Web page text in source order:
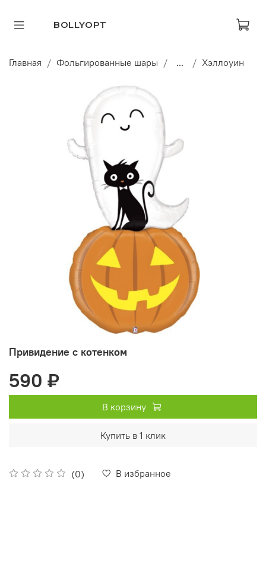
BOLLYOPT
Главная Фольгированные шары ... Хэллоуин
Привидение с котенком
(0) В избранное
590 ₽
В корзину
Купить в 1 клик